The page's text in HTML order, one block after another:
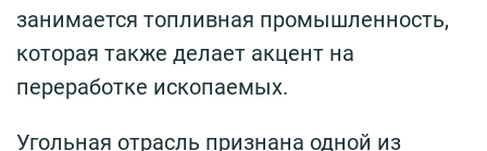
занимается топливная промышленность,
которая также делает акцент на
переработке ископаемых.
Угольная отрасль признана одной из